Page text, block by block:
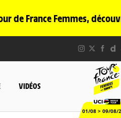
de France Femmes,
VIDÉOS
01/08 > 09/08/